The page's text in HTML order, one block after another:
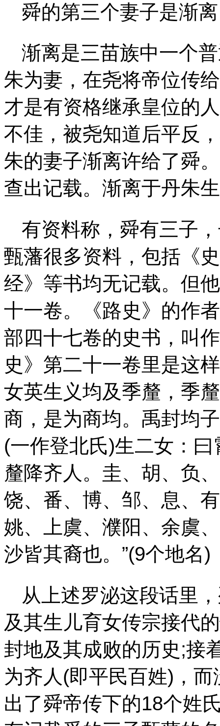
舜的第三个妻子是渐
渐离是三苗族中一个
朱为妻，在尧将帝位传
才是有资格继承皇位的
不佳，被尧知道后平反
朱的妻子渐离许给了舜
查出记载。渐离于丹朱
有资料称，舜有三子
甄藩很多资料，包括《
经》等书均无记载。但
十一卷。《路史》的作
部四十七卷的史书，叫
史》第二十一卷里是这
女英生义均及季釐，季
商，是为商均。禹封均
(一作登北氏)生二女：
釐降齐人。圭、胡、负
饶、番、博、邹、息、
姚、上虞、濮阳、余虞
沙皆其裔也。”(9个地名)
从上述罗泌这段话里
及其生儿育女传宗接代
封地及其成败的历史;接
为齐人(即平民百姓)，
出了舜帝传下的18个姓